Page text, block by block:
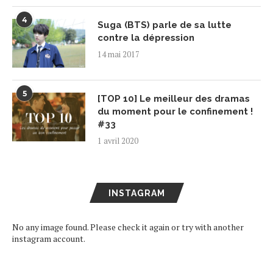
4
Suga (BTS) parle de sa lutte
contre la dépression
14 mai 2017
5
[TOP 10] Le meilleur des dramas
du moment pour le confinement !
#33
1 avril 2020
INSTAGRAM
No any image found. Please check it again or try with another
instagram account.